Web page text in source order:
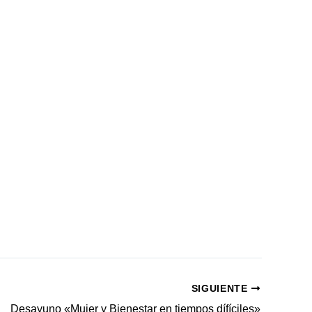
SIGUIENTE
Desayuno «Mujer y Bienestar en tiempos dífíciles»